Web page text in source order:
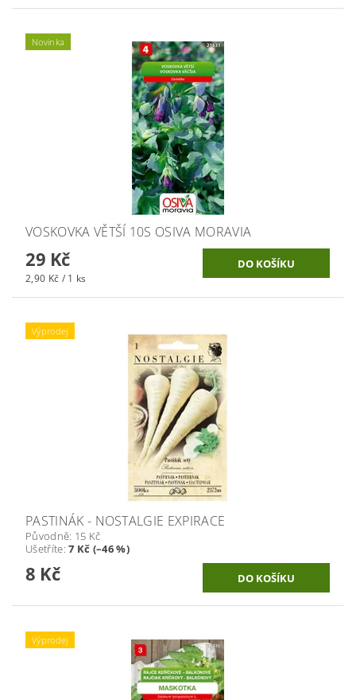
Novinka
VOSKOVKA VĚTŠÍ 10S OSIVA MORAVIA
29 Kč
2,90 Kč / 1 ks
Výprodej
PASTINÁK - NOSTALGIE EXPIRACE
Původně: 15 Kč
Ušetříte:7 Kč (–46 %)
8 Kč
Výprodej